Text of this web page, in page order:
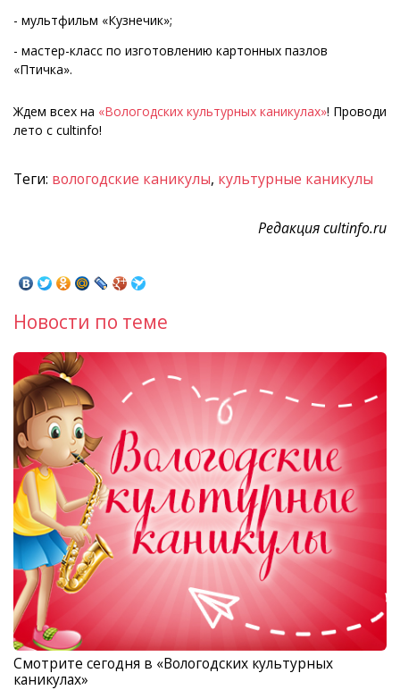
- мультфильм «Кузнечик»;
- мастер-класс по изготовлению картонных пазлов
«Птичка».
Ждем всех на «Вологодских культурных каникулах»! Проводи
лето с cultinfo!
Теги: вологодские каникулы, культурные каникулы
Редакция cultinfo.ru
Новости по теме
Смотрите сегодня в «Вологодских культурных
каникулах»